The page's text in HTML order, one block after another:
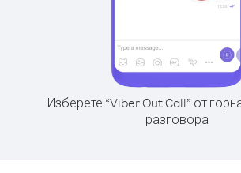
Изберете “Viber Out Call” от
разговора